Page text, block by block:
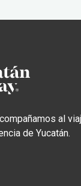
al
de Yucatán.